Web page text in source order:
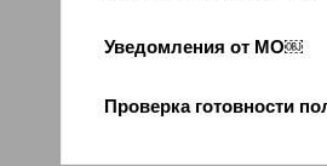
Уведомления от МО￼
Проверка готовности